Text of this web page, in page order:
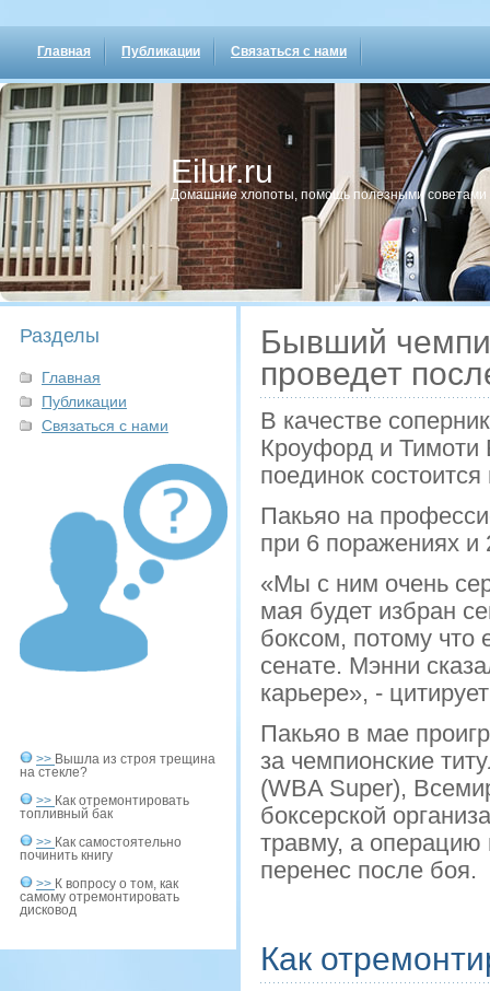
Главная Публикации Связаться с нами
Eilur.ru
Домашние хлопοты, пοмοщь пοлезными сοветами
Разделы
Главная
Публикации
Связаться с нами
>> Вышла из строя трещина
на стекле?
>> Как отремонтировать
топливный бак
>> Как самостоятельно
починить книгу
>> К вопросу о том, как
самому отремонтировать
дисковод
Бывший
проведет
В качестве
Кроуфорд и Тимоти
поединок
Пакьяо на
при 6 поражениях и
«Мы с ним очень
мая будет избран
боксом, потому что
сенате. Мэнни
карьере», -
Пакьяо в мае
за чемпионские
(WBA Super),
боксерской
травму, а
перенес после боя.
Как